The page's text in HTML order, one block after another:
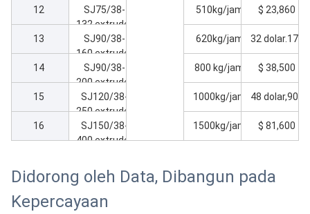
sekrup
tunggal
12
SJ75/38-
132 extruder
sekrup
tunggal
510kg/jam $ 23,860
13
SJ90/38-
160 extruder
sekrup
tunggal
620kg/jam 32 dolar.170
14
SJ90/38-
200 extruder
sekrup
tunggal
800 kg/jam $ 38,500
15
SJ120/38-
250 extruder
sekrup
tunggal
1000kg/jam 48 dolar,900
16
SJ150/38-
400 extruder
tunggal
1500kg/jam $ 81,600
Didorong oleh Data, Dibangun pada
Kepercayaan